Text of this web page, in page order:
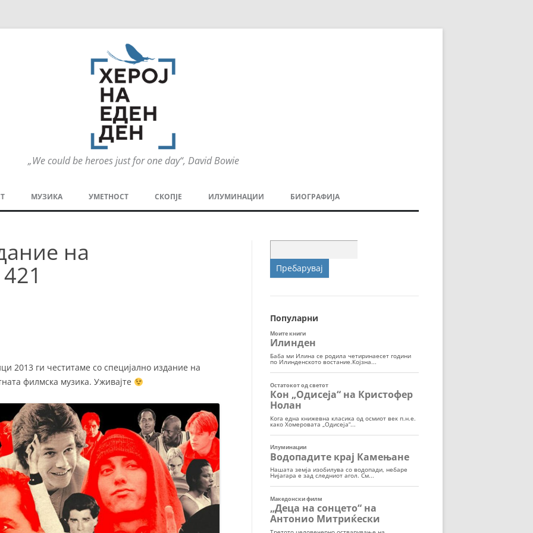
„We could be heroes just for one day“, David Bowie
содржината
МУЗИКА УМЕТНОСТ СКОПЈЕ ИЛУМИНАЦИИ
СПОРТ
БИОГРАФИЈА
на
2013 ги честитаме со специјално издание на
филмска музика. Уживајте
за:
Популарни